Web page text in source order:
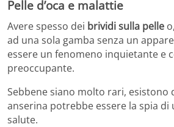
Pelle d’oca e malattie
Avere spesso dei brividi sulla pelle
ad una sola gamba senza un
essere un fenomeno inquietante e
preoccupante.
Sebbene siano molto rari, esistono
anserina potrebbe essere la spia di
salute.